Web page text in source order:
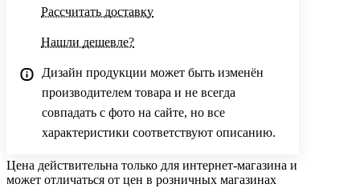
Рассчитать доставку
Нашли дешевле?
Дизайн продукции может быть изменён
производителем товара и не всегда
совпадать с фото на сайте, но все
характеристики соответствуют описанию.
Цена действительна только для интернет-магазина и
может отличаться от цен в розничных магазинах